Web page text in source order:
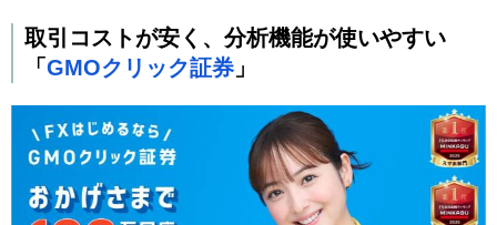
取引コストが安く、分析機能が使いやすい
「 GMOクリック証券 」